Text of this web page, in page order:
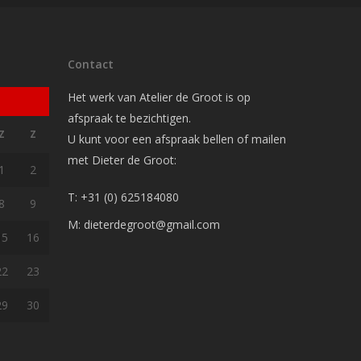
Z Z
1 2
8 9
16
23
30
Contact
Het werk van Atelier de Groot is op
afspraak te bezichtigen.
U kunt voor een afspraak bellen of mailen
met Dieter de Groot:
T: +31 (0) 625184080
M: dieterdegroot@gmail.com